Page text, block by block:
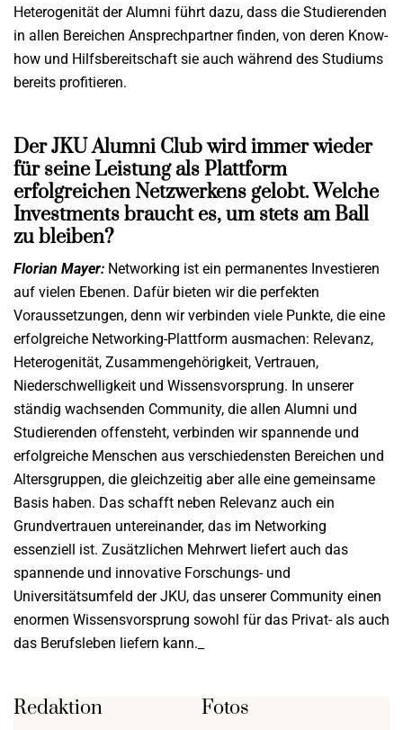
Heterogenität der Alumni führt dazu, dass die Studierenden
in allen Bereichen Ansprechpartner finden, von deren Know-
how und Hilfsbereitschaft sie auch während des Studiums
bereits profitieren.
Der JKU Alumni Club wird immer wieder
für seine Leistung als Plattform
erfolgreichen Netzwerkens gelobt. Welche
Investments braucht es, um stets am Ball
zu bleiben?
Florian Mayer: Networking ist ein permanentes Investieren
auf vielen Ebenen. Dafür bieten wir die perfekten
Voraussetzungen, denn wir verbinden viele Punkte, die eine
erfolgreiche Networking-Plattform ausmachen: Relevanz,
Heterogenität, Zusammengehörigkeit, Vertrauen,
Niederschwelligkeit und Wissensvorsprung. In unserer
ständig wachsenden Community, die allen Alumni und
Studierenden offensteht, verbinden wir spannende und
erfolgreiche Menschen aus verschiedensten Bereichen und
Altersgruppen, die gleichzeitig aber alle eine gemeinsame
Basis haben. Das schafft neben Relevanz auch ein
Grundvertrauen untereinander, das im Networking
essenziell ist. Zusätzlichen Mehrwert liefert auch das
spannende und innovative Forschungs- und
Universitätsumfeld der JKU, das unserer Community einen
enormen Wissensvorsprung sowohl für das Privat- als auch
das Berufsleben liefern kann._
Redaktion Fotos